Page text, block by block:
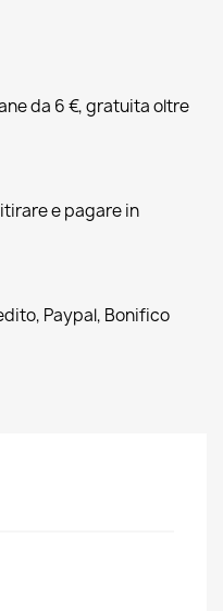
da 6 €, gratuita oltre
e pagare in
Paypal, Bonifico